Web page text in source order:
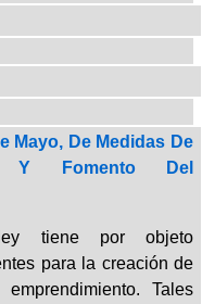
Mayo, De Medidas De
Y Fomento Del
ley tiene por objeto
para la creación de
Tales